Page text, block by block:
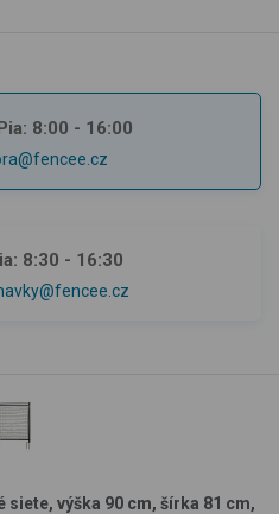
8:00 - 16:00
8:30 - 16:30
siete, výška 90 cm, šírka 81 cm,